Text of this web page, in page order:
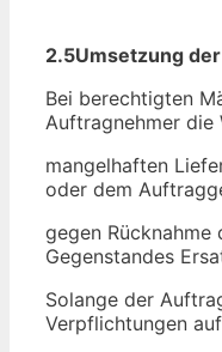
2.5Umsetzung
Bei berechtigten
Auftragnehmer die
mangelhaften
oder dem
gegen Rücknahme
Gegenstandes
Solange der
Verpflichtungen